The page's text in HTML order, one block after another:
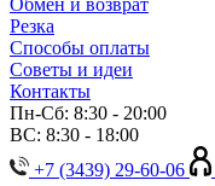
Обмен и возврат
Резка
Способы оплаты
Советы и идеи
Контакты
Пн-Сб: 8:30 - 20:00
ВС: 8:30 - 18:00
+7 (3439) 29-60-06